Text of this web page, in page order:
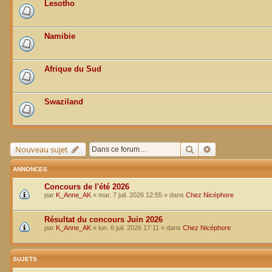
Lesotho
Namibie
Afrique du Sud
Swaziland
Nouveau sujet Rechercher
ANNONCES
Concours de l'été 2026
par K_Anne_AK » mar. 7 juil. 2026 12:55 » dans Chez Nicéphore
Résultat du concours Juin 2026
par K_Anne_AK » lun. 6 juil. 2026 17:11 » dans Chez Nicéphore
SUJETS